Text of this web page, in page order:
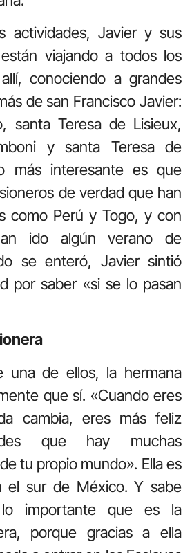
actividades, Javier y sus
viajando a todos los
conociendo a grandes
de san Francisco Javier:
santa Teresa de Lisieux,
y santa Teresa de
más interesante es que
de verdad que han
como Perú y Togo, y con
ido algún verano de
se enteró, Javier sintió
por saber «si se lo pasan
una de ellos, la hermana
que sí. «Cuando eres
cambia, eres más feliz
que hay muchas
tu propio mundo». Ella es
el sur de México. Y sabe
lo importante que es la
porque gracias a ella